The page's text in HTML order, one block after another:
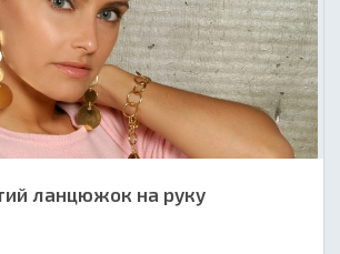
ланцюжок на руку